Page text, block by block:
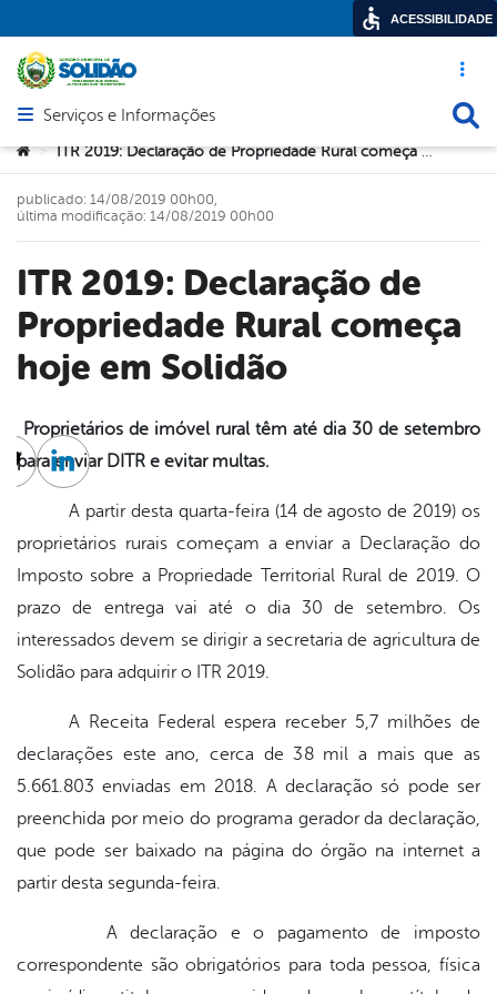
Acesso
Abrir menu principal de navegação
Serviços e Informações
Você está aqui:
> ITR 2019: Declaração de Propriedade Rural começa hoje em Solidão
ITR 2019: Declaração de
Propriedade Rural começa
hoje em Solidão
publicado: 14/08/2019 00h00,
última modificação: 14/08/2019 00h00
Proprietários de imóvel rural têm até dia 30 de setembro
para enviar DITR e evitar multas.
A partir desta quarta-feira (14 de agosto de 2019) os
proprietários rurais começam a enviar a Declaração do
Imposto sobre a Propriedade Territorial Rural de 2019. O
prazo de entrega vai até o dia 30 de setembro. Os
interessados devem se dirigir a secretaria de agricultura de
Solidão para adquirir o ITR 2019.
A Receita Federal espera receber 5,7 milhões de
declarações este ano, cerca de 38 mil a mais que as
5.661.803 enviadas em 2018. A declaração só pode ser
preenchida por meio do programa gerador da declaração,
que pode ser baixado na página do órgão na internet a
partir desta segunda-feira.
A declaração e o pagamento de imposto
correspondente são obrigatórios para toda pessoa, física
TwitterLinkedin
ACESSIBILIDADE